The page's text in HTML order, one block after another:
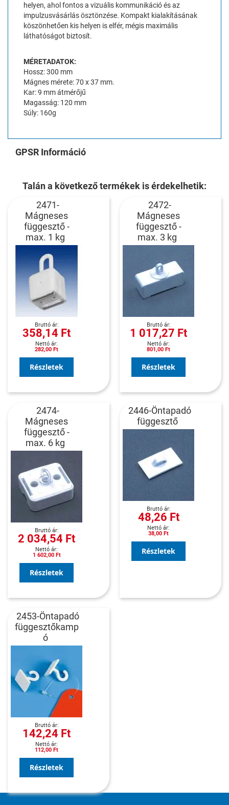
helyen, ahol fontos a vizuális kommunikáció és az
impulzusvásárlás ösztönzése. Kompakt kialakításának
köszönhetően kis helyen is elfér, mégis maximális
láthatóságot biztosít.
MÉRETADATOK:
Hossz: 300 mm
Mágnes mérete: 70 x 37 mm.
Kar: 9 mm átmérőjű
Magasság: 120 mm
Súly: 160g
GPSR Információ
Talán a következő termékek is érdekelhetik:
2471-
Mágneses
függesztő -
max. 1 kg
358,14 Ft
282,00 Ft
Részletek
2472-
Mágneses
függesztő -
max. 3 kg
1 017,27 Ft
801,00 Ft
Részletek
2474-
Mágneses
függesztő -
max. 6 kg
2 034,54 Ft
1 602,00 Ft
Részletek
2446-Öntapadó
függesztő
48,26 Ft
38,00 Ft
Részletek
2453-Öntapadó
függesztőkamp
ó
142,24 Ft
112,00 Ft
Részletek